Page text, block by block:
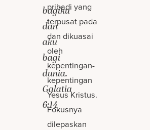
bagiku
dan
aku
bagi
dunia.
Galatia
6:14
pribadi yang
terpusat pada
dan dikuasai
oleh
kepentingan-
kepentingan
Yesus Kristus.
Fokusnya
dilepaskan